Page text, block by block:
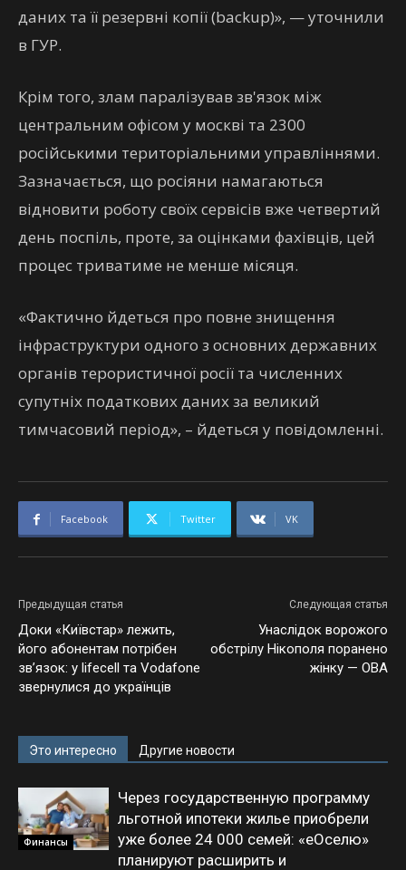
даних та її резервні копії (backup)», — уточнили
в ГУР.
Крім того, злам паралізував зв'язок між
центральним офісом у москві та 2300
російськими територіальними управліннями.
Зазначається, що росіяни намагаються
відновити роботу своїх сервісів вже четвертий
день поспіль, проте, за оцінками фахівців, цей
процес триватиме не менше місяця.
«Фактично йдеться про повне знищення
інфраструктури одного з основних державних
органів терористичної росії та численних
супутніх податкових даних за великий
тимчасовий період», – йдеться у повідомленні.
Facebook Twitter VK
Предыдущая статья
Доки «Київстар» лежить,
його абонентам потрібен
зв’язок: у lifecell та Vodafone
звернулися до українців
Следующая статья
Унаслідок ворожого
обстрілу Нікополя поранено
жінку — ОВА
Это интересно Другие новости
Финансы
Через государственную программу
льготной ипотеки жилье приобрели
уже более 24 000 семей: «еОселю»
планируют расширить и